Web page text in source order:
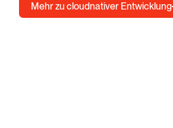
Mehr zu cloudnativer Entwicklung